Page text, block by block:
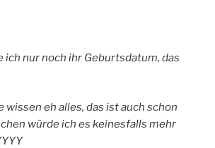
ich nur noch ihr Geburtsdatum, das
wissen eh alles, das ist auch schon
würde ich es keinesfalls mehr